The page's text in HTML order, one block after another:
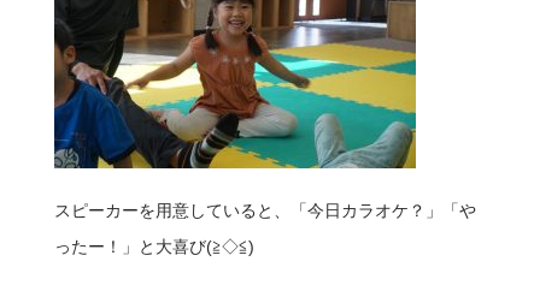
スピーカーを用意していると、「今日カラオケ？」「や
ったー！」と大喜び(≧◇≦)